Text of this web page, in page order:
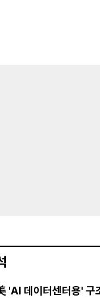
'AI 데이터센터용' 구